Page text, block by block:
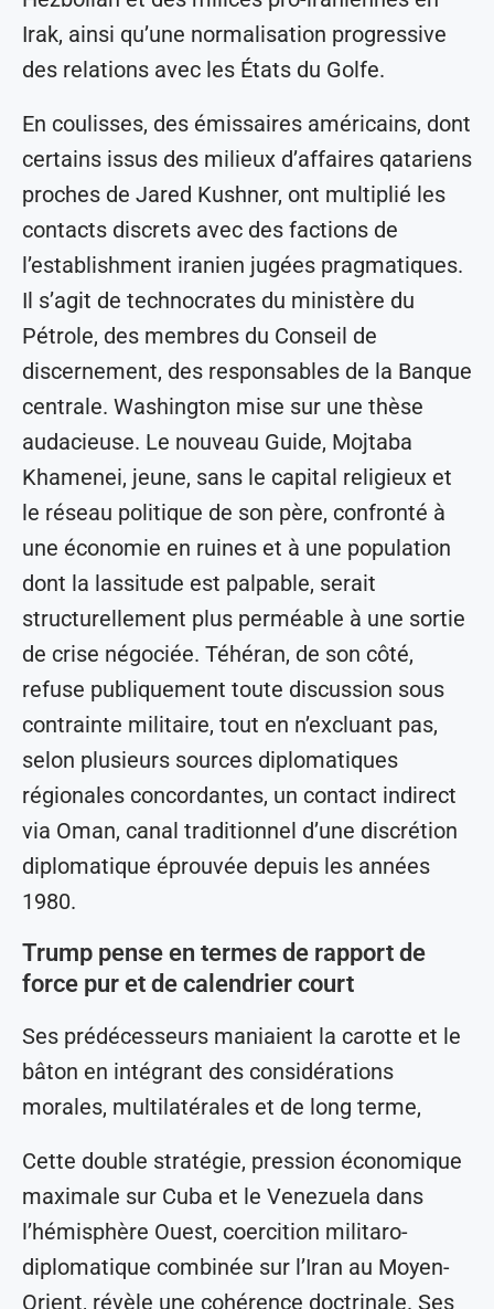
Irak, ainsi qu’une normalisation progressive
des relations avec les États du Golfe.
En coulisses, des émissaires américains, dont
certains issus des milieux d’affaires qatariens
proches de Jared Kushner, ont multiplié les
contacts discrets avec des factions de
l’establishment iranien jugées pragmatiques.
Il s’agit de technocrates du ministère du
Pétrole, des membres du Conseil de
discernement, des responsables de la Banque
centrale. Washington mise sur une thèse
audacieuse. Le nouveau Guide, Mojtaba
Khamenei, jeune, sans le capital religieux et
le réseau politique de son père, confronté à
une économie en ruines et à une population
dont la lassitude est palpable, serait
structurellement plus perméable à une sortie
de crise négociée. Téhéran, de son côté,
refuse publiquement toute discussion sous
contrainte militaire, tout en n’excluant pas,
selon plusieurs sources diplomatiques
régionales concordantes, un contact indirect
via Oman, canal traditionnel d’une discrétion
diplomatique éprouvée depuis les années
1980.
Trump pense en termes de rapport de
force pur et de calendrier court
Ses prédécesseurs maniaient la carotte et le
bâton en intégrant des considérations
morales, multilatérales et de long terme,
Cette double stratégie, pression économique
maximale sur Cuba et le Venezuela dans
l’hémisphère Ouest, coercition militaro-
diplomatique combinée sur l’Iran au Moyen-
Orient, révèle une cohérence doctrinale. Ses